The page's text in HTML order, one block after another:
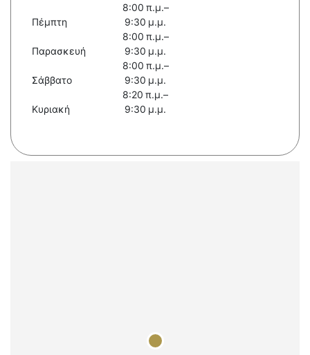
Πέμπτη
8:00 π.μ.–
9:30 μ.μ.
Παρασκευή
8:00 π.μ.–
9:30 μ.μ.
Σάββατο
8:00 π.μ.–
9:30 μ.μ.
Κυριακή
8:20 π.μ.–
9:30 μ.μ.